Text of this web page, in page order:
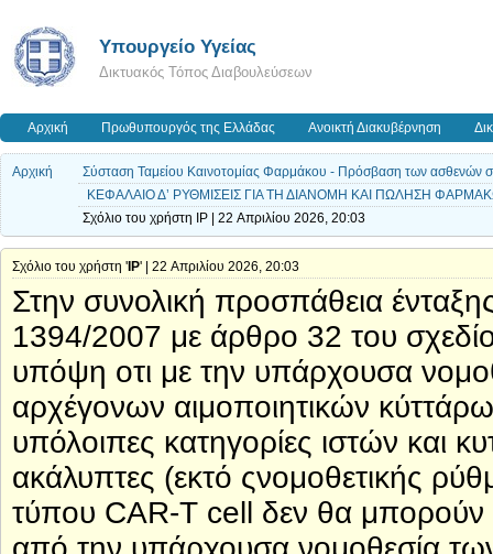
Υπουργείο Υγείας
Δικτυακός Τόπος Διαβουλεύσεων
Αρχική Πρωθυπουργός της Ελλάδας Ανοικτή Διακυβέρνηση
Αρχική
Σύσταση Ταμείου Καινοτομίας Φαρμάκου - Πρόσβαση των ασθενών σε
ΚΕΦΑΛΑΙΟ Δ’ ΡΥΘΜΙΣΕΙΣ ΓΙΑ ΤΗ ΔΙΑΝΟΜΗ ΚΑΙ ΠΩΛΗΣΗ
Σχόλιο του χρήστη IP | 22 Απριλίου 2026, 20:03
Σχόλιο του χρήστη ' IP' | 22 Απριλίου 2026, 20:03
Στην συνολική προσπάθεια
1394/2007 με άρθρο 32 του
υπόψη οτι με την υπάρχουσα
αρχέγονων αιμοποιητικών
υπόλοιπες κατηγορίες ιστών και
ακάλυπτες (εκτό ςνομοθετικής
τύπου CAR-T cell δεν θα μπορούν